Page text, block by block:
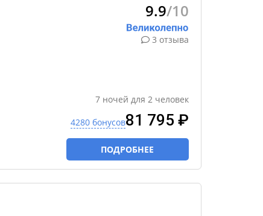
9.9/10
3 отзыва
7 ночей для 2 человек
4280 бонусов81 795 ₽
ПОДРОБНЕЕ